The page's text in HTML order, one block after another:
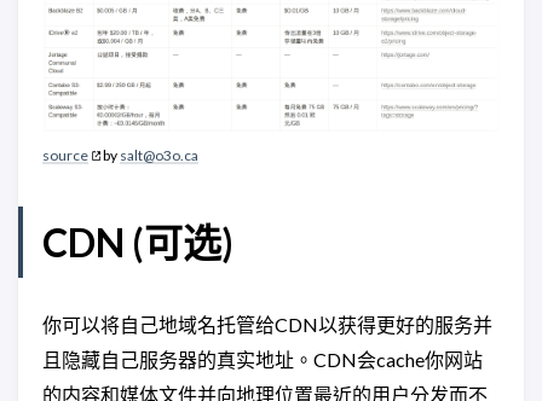
source by salt@o3o.ca
CDN (可选)
你可以将自己地域名托管给CDN以获得更好的服务并
且隐藏自己服务器的真实地址。CDN会cache你网站
的内容和媒体文件并向地理位置最近的用户分发而不